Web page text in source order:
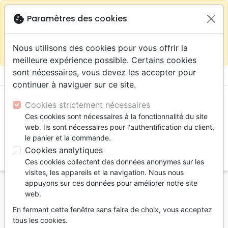
Continuer sur le site France close
warningSelon votre
localisation (États-
sur la boutique La Maison de la Bible Suisse
menu shopping_cart
Accueil Livres Commentaires
Ancien Testament
Le prophète Daniel
cookie Paramètres des cookies
Nous utilisons des cookies pour vous offrir la
meilleure expérience possible. Certains cookies
sont nécessaires, vous devez les accepter pour
continuer à naviguer sur ce site.
Cookies strictement nécessaires
Ces cookies sont nécessaires à la fonctionnalité du site
web. Ils sont nécessaires pour l'authentification du client,
le panier et la commande.
Cookies analytiques
Ces cookies collectent des données anonymes sur les
visites, les appareils et la navigation. Nous nous
appuyons sur ces données pour améliorer notre site
web.
En fermant cette fenêtre sans faire de choix, vous acceptez
tous les cookies.